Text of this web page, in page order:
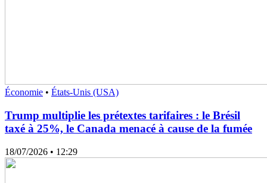
Économie • États-Unis (USA)
Trump multiplie les prétextes tarifaires : le Brésil
taxé à 25%, le Canada menacé à cause de la fumée
18/07/2026 • 12:29